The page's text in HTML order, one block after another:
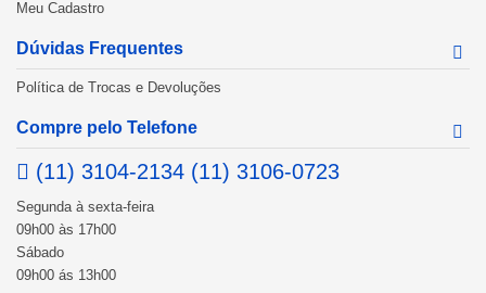
Meu Cadastro
Dúvidas Frequentes
Política de Trocas e Devoluções
Compre pelo Telefone
(11) 3104-2134 (11) 3106-0723
Segunda à sexta-feira
09h00 às 17h00
Sábado
09h00 ás 13h00